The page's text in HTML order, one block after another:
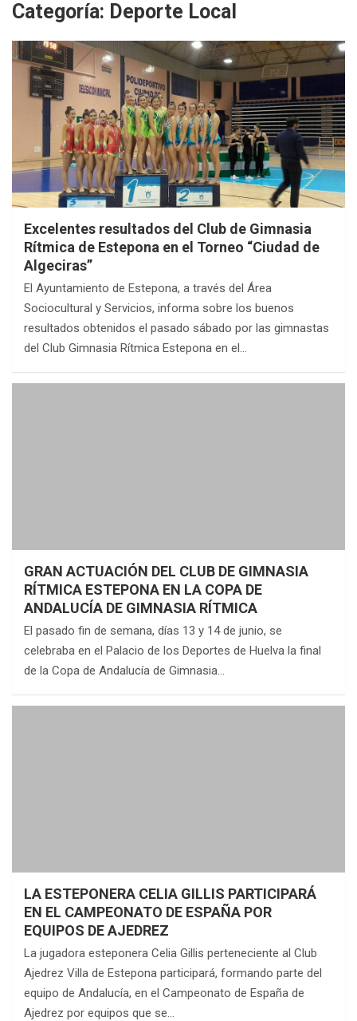
Categoría: Deporte Local
Excelentes resultados del Club de Gimnasia
Rítmica de Estepona en el Torneo “Ciudad de
Algeciras”
El Ayuntamiento de Estepona, a través del Área
Sociocultural y Servicios, informa sobre los buenos
resultados obtenidos el pasado sábado por las gimnastas
del Club Gimnasia Rítmica Estepona en el…
GRAN ACTUACIÓN DEL CLUB DE GIMNASIA
RÍTMICA ESTEPONA EN LA COPA DE
ANDALUCÍA DE GIMNASIA RÍTMICA
El pasado fin de semana, días 13 y 14 de junio, se
celebraba en el Palacio de los Deportes de Huelva la final
de la Copa de Andalucía de Gimnasia…
LA ESTEPONERA CELIA GILLIS PARTICIPARÁ
EN EL CAMPEONATO DE ESPAÑA POR
EQUIPOS DE AJEDREZ
La jugadora esteponera Celia Gillis perteneciente al Club
Ajedrez Villa de Estepona participará, formando parte del
equipo de Andalucía, en el Campeonato de España de
Ajedrez por equipos que se…